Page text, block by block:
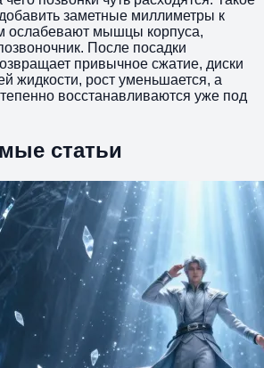
заметные миллиметры к
ослабевают мышцы корпуса,
После посадки
привычное сжатие, диски
жидкости, рост уменьшается, а
восстанавливаются уже под
статьи